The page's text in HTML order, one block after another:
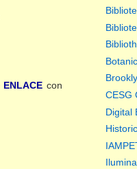
ENLACEcon
CESG
Digital